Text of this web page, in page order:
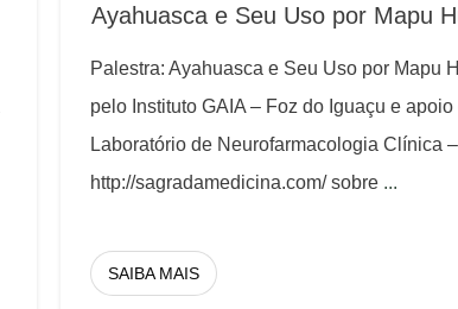
Ayahuasca e Seu Uso por Mapu
Palestra: Ayahuasca e Seu Uso por Mapu
pelo Instituto GAIA – Foz do Iguaçu e
Laboratório de Neurofarmacologia Clínica
http://sagradamedicina.com/ sobre ...
SAIBA MAIS